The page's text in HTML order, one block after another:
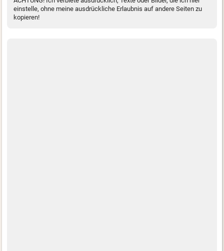
einstelle, ohne meine ausdrückliche Erlaubnis auf andere Seiten zu
kopieren!